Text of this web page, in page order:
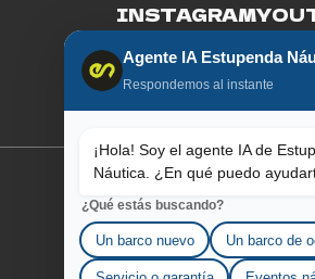
INSTAGRAM
FACEBOOK
SOBRE
Agente IA Estupenda
Respondemos al instante
¡Hola! Soy el agente IA de
Náutica. ¿En qué puedo
¿Qué estás buscando?
Un barco nuevo Un barco de